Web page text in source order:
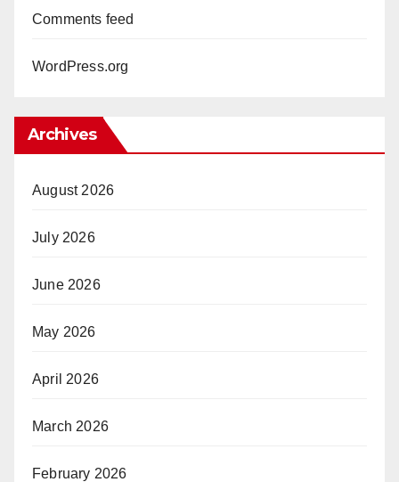
Comments feed
WordPress.org
Archives
August 2026
July 2026
June 2026
May 2026
April 2026
March 2026
February 2026